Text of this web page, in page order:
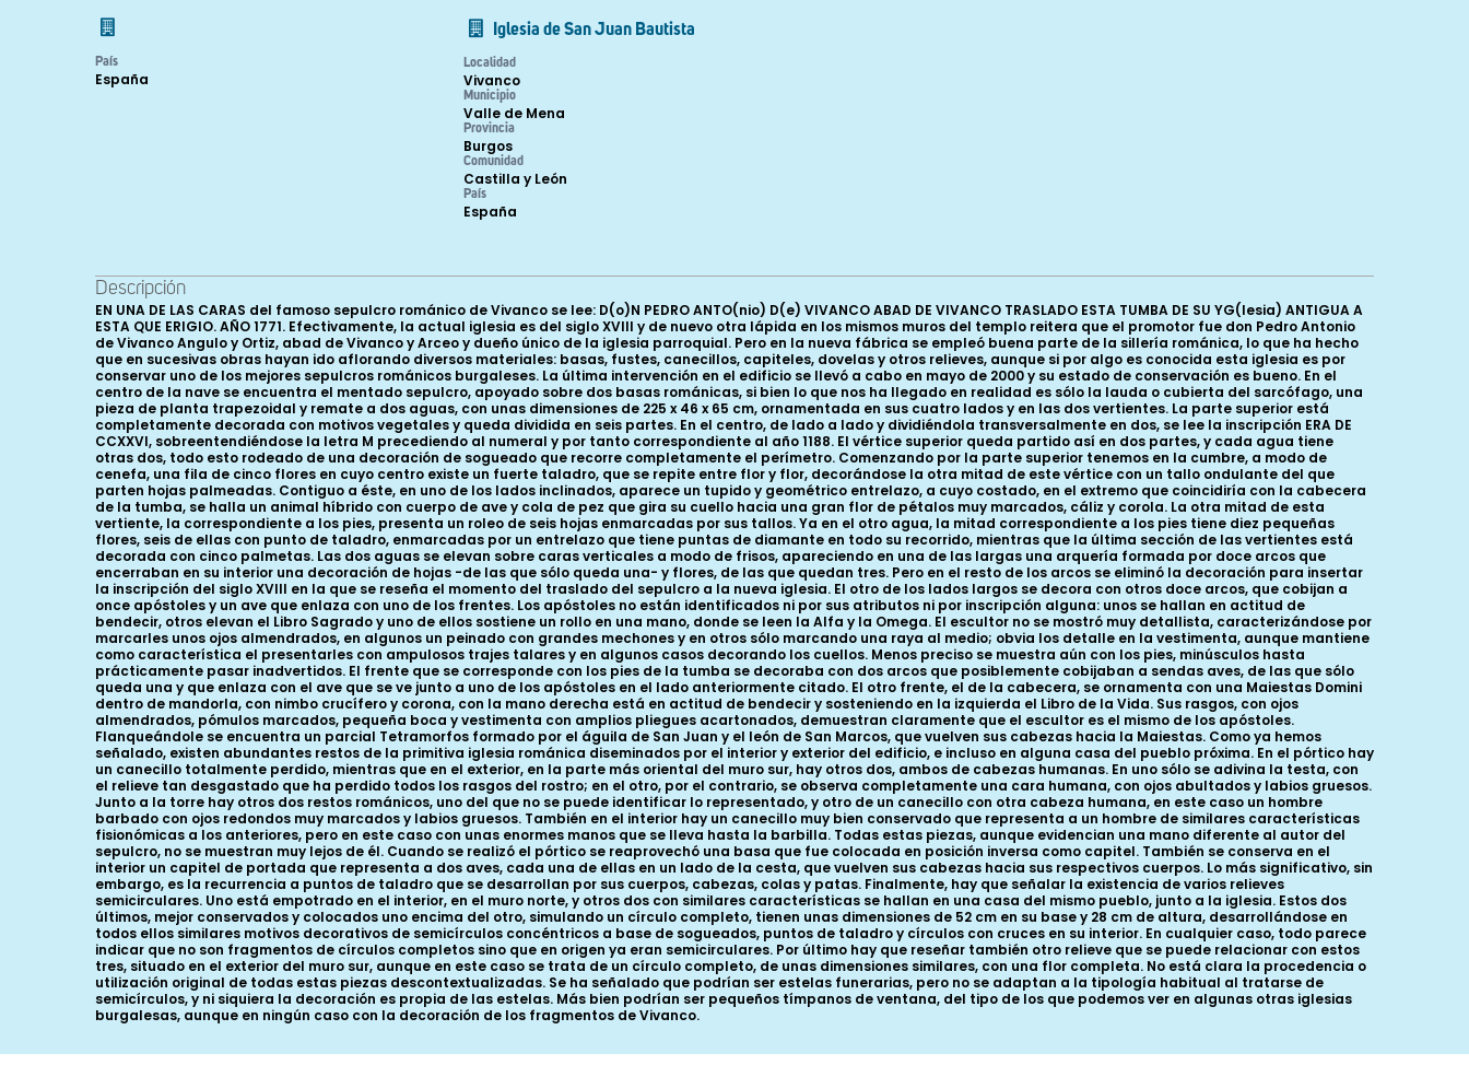
País
España
Iglesia de San Juan Bautista
Localidad
Vivanco
Municipio
Valle de Mena
Provincia
Burgos
Comunidad
Castilla y León
País
España
Descripción
EN UNA DE LAS CARAS del famoso sepulcro románico de Vivanco se lee: D(o)N PEDRO ANTO(nio) D(e) VIVANCO ABAD DE VIVANCO TRASLADO ESTA TUMBA DE SU YG(lesia) ANTIGUA A
ESTA QUE ERIGIO. AÑO 1771. Efectivamente, la actual iglesia es del siglo XVIII y de nuevo otra lápida en los mismos muros del templo reitera que el promotor fue don Pedro Antonio
de Vivanco Angulo y Ortiz, abad de Vivanco y Arceo y dueño único de la iglesia parroquial. Pero en la nueva fábrica se empleó buena parte de la sillería románica, lo que ha hecho
que en sucesivas obras hayan ido aflorando diversos materiales: basas, fustes, canecillos, capiteles, dovelas y otros relieves, aunque si por algo es conocida esta iglesia es por
conservar uno de los mejores sepulcros románicos burgaleses. La última intervención en el edificio se llevó a cabo en mayo de 2000 y su estado de conservación es bueno. En el
centro de la nave se encuentra el mentado sepulcro, apoyado sobre dos basas románicas, si bien lo que nos ha llegado en realidad es sólo la lauda o cubierta del sarcófago, una
pieza de planta trapezoidal y remate a dos aguas, con unas dimensiones de 225 x 46 x 65 cm, ornamentada en sus cuatro lados y en las dos vertientes. La parte superior está
completamente decorada con motivos vegetales y queda dividida en seis partes. En el centro, de lado a lado y dividiéndola transversalmente en dos, se lee la inscripción ERA DE
CCXXVI, sobreentendiéndose la letra M precediendo al numeral y por tanto correspondiente al año 1188. El vértice superior queda partido así en dos partes, y cada agua tiene
otras dos, todo esto rodeado de una decoración de sogueado que recorre completamente el perímetro. Comenzando por la parte superior tenemos en la cumbre, a modo de
cenefa, una fila de cinco flores en cuyo centro existe un fuerte taladro, que se repite entre flor y flor, decorándose la otra mitad de este vértice con un tallo ondulante del que
parten hojas palmeadas. Contiguo a éste, en uno de los lados inclinados, aparece un tupido y geométrico entrelazo, a cuyo costado, en el extremo que coincidiría con la cabecera
de la tumba, se halla un animal híbrido con cuerpo de ave y cola de pez que gira su cuello hacia una gran flor de pétalos muy marcados, cáliz y corola. La otra mitad de esta
vertiente, la correspondiente a los pies, presenta un roleo de seis hojas enmarcadas por sus tallos. Ya en el otro agua, la mitad correspondiente a los pies tiene diez pequeñas
flores, seis de ellas con punto de taladro, enmarcadas por un entrelazo que tiene puntas de diamante en todo su recorrido, mientras que la última sección de las vertientes está
decorada con cinco palmetas. Las dos aguas se elevan sobre caras verticales a modo de frisos, apareciendo en una de las largas una arquería formada por doce arcos que
encerraban en su interior una decoración de hojas -de las que sólo queda una- y flores, de las que quedan tres. Pero en el resto de los arcos se eliminó la decoración para insertar
la inscripción del siglo XVIII en la que se reseña el momento del traslado del sepulcro a la nueva iglesia. El otro de los lados largos se decora con otros doce arcos, que cobijan a
once apóstoles y un ave que enlaza con uno de los frentes. Los apóstoles no están identificados ni por sus atributos ni por inscripción alguna: unos se hallan en actitud de
bendecir, otros elevan el Libro Sagrado y uno de ellos sostiene un rollo en una mano, donde se leen la Alfa y la Omega. El escultor no se mostró muy detallista, caracterizándose por
marcarles unos ojos almendrados, en algunos un peinado con grandes mechones y en otros sólo marcando una raya al medio; obvia los detalle en la vestimenta, aunque mantiene
como característica el presentarles con ampulosos trajes talares y en algunos casos decorando los cuellos. Menos preciso se muestra aún con los pies, minúsculos hasta
prácticamente pasar inadvertidos. El frente que se corresponde con los pies de la tumba se decoraba con dos arcos que posiblemente cobijaban a sendas aves, de las que sólo
queda una y que enlaza con el ave que se ve junto a uno de los apóstoles en el lado anteriormente citado. El otro frente, el de la cabecera, se ornamenta con una Maiestas Domini
dentro de mandorla, con nimbo crucífero y corona, con la mano derecha está en actitud de bendecir y sosteniendo en la izquierda el Libro de la Vida. Sus rasgos, con ojos
almendrados, pómulos marcados, pequeña boca y vestimenta con amplios pliegues acartonados, demuestran claramente que el escultor es el mismo de los apóstoles.
Flanqueándole se encuentra un parcial Tetramorfos formado por el águila de San Juan y el león de San Marcos, que vuelven sus cabezas hacia la Maiestas. Como ya hemos
señalado, existen abundantes restos de la primitiva iglesia románica diseminados por el interior y exterior del edificio, e incluso en alguna casa del pueblo próxima. En el pórtico hay
un canecillo totalmente perdido, mientras que en el exterior, en la parte más oriental del muro sur, hay otros dos, ambos de cabezas humanas. En uno sólo se adivina la testa, con
el relieve tan desgastado que ha perdido todos los rasgos del rostro; en el otro, por el contrario, se observa completamente una cara humana, con ojos abultados y labios gruesos.
Junto a la torre hay otros dos restos románicos, uno del que no se puede identificar lo representado, y otro de un canecillo con otra cabeza humana, en este caso un hombre
barbado con ojos redondos muy marcados y labios gruesos. También en el interior hay un canecillo muy bien conservado que representa a un hombre de similares características
fisionómicas a los anteriores, pero en este caso con unas enormes manos que se lleva hasta la barbilla. Todas estas piezas, aunque evidencian una mano diferente al autor del
sepulcro, no se muestran muy lejos de él. Cuando se realizó el pórtico se reaprovechó una basa que fue colocada en posición inversa como capitel. También se conserva en el
interior un capitel de portada que representa a dos aves, cada una de ellas en un lado de la cesta, que vuelven sus cabezas hacia sus respectivos cuerpos. Lo más significativo, sin
embargo, es la recurrencia a puntos de taladro que se desarrollan por sus cuerpos, cabezas, colas y patas. Finalmente, hay que señalar la existencia de varios relieves
semicirculares. Uno está empotrado en el interior, en el muro norte, y otros dos con similares características se hallan en una casa del mismo pueblo, junto a la iglesia. Estos dos
últimos, mejor conservados y colocados uno encima del otro, simulando un círculo completo, tienen unas dimensiones de 52 cm en su base y 28 cm de altura, desarrollándose en
todos ellos similares motivos decorativos de semicírculos concéntricos a base de sogueados, puntos de taladro y círculos con cruces en su interior. En cualquier caso, todo parece
indicar que no son fragmentos de círculos completos sino que en origen ya eran semicirculares. Por último hay que reseñar también otro relieve que se puede relacionar con estos
tres, situado en el exterior del muro sur, aunque en este caso se trata de un círculo completo, de unas dimensiones similares, con una flor completa. No está clara la procedencia o
utilización original de todas estas piezas descontextualizadas. Se ha señalado que podrían ser estelas funerarias, pero no se adaptan a la tipología habitual al tratarse de
semicírculos, y ni siquiera la decoración es propia de las estelas. Más bien podrían ser pequeños tímpanos de ventana, del tipo de los que podemos ver en algunas otras iglesias
burgalesas, aunque en ningún caso con la decoración de los fragmentos de Vivanco.